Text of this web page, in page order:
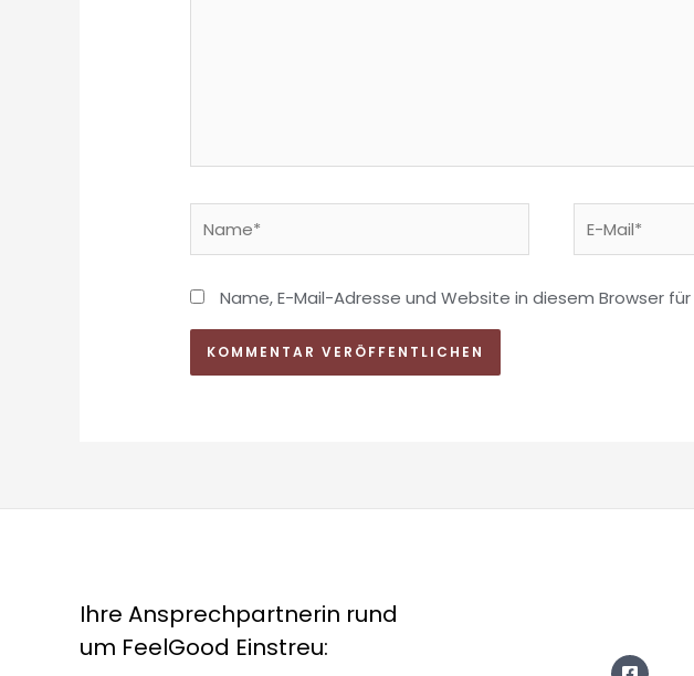
Name, E-Mail-Adresse und Website in diesem Browser
Ihre Ansprechpartnerin rund
um FeelGood Einstreu: